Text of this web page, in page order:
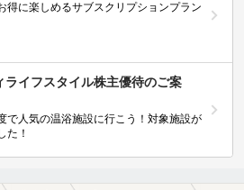
得に楽しめるサブスクリプションプラン
ライフスタイル株主優待のご案
で人気の温浴施設に行こう！対象施設が
た！